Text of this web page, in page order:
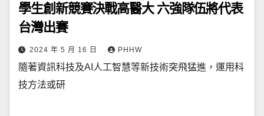
學生創新競賽決戰高醫大 六強隊伍將代表
台灣出賽
2024 年 5 月 16 日 PHHW
隨著資訊科技及AI人工智慧等新技術突飛猛進，運用科
技方法或研